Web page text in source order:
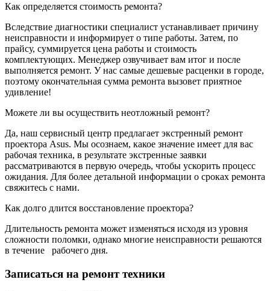
Как определяется стоимость ремонта?
Вследствие диагностики специалист устанавливает причину
неисправности и информирует о типе работы. Затем, по
прайсу, суммируется цена работы и стоимость
комплектующих. Менеджер озвучивает вам итог и после
выполняется ремонт. У нас самые дешевые расценки в городе,
поэтому окончательная сумма ремонта вызовет приятное
удивление!
Можете ли вы осуществить неотложный ремонт?
Да, наш сервисный центр предлагает экстренный ремонт
проектора Asus. Мы осознаем, какое значение имеет для вас
рабочая техника, в результате экстренные заявки
рассматриваются в первую очередь, чтобы ускорить процесс
ожидания. Для более детальной информации о сроках ремонта
свяжитесь с нами.
Как долго длится восстановление проектора?
Длительность ремонта может изменяться исходя из уровня
сложности поломки, однако многие неисправности решаются
в течение
рабочего дня.
Записаться на ремонт техники